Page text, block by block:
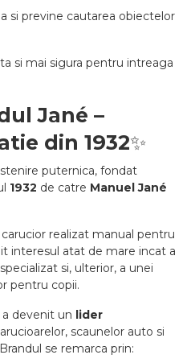
si previne cautarea obiectelor
si mai sigura pentru intreaga
Jané –
din 1932✨
puternica, fondat
1932 de catre Manuel Jané
realizat manual pentru
interesul atat de mare incat a
si, ulterior, a unei
pentru copii.
a devenit un lider
scaunelor auto si
se remarca prin: